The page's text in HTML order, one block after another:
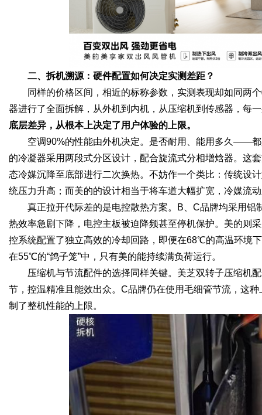
二、拆机溯源：硬件配置如何决定实测差距？
同样的价格区间，相近的标称参数，实测表现却如同
器进行了全面拆解，从外机到内机，从压缩机到传感器，每
底层差异，从根本上决定了用户体验的上限。
空调90%的性能由外机决定。是否耐用、能用多久——
的冷凝器采用两段式分区设计，配合旋流式分相增焓器。这
态冷媒沉降至底部进行二次换热。不妨作一个类比：传统设
统压力升高；而美的的设计相当于将车道大幅扩宽，冷媒流
真正拉开代际差的是电控散热方案。B、C品牌均采用
热效率急剧下降，电控主板被迫降频甚至停机保护。美的
控系统配置了独立高效的冷却回路，即便在68℃的高温环境
在55℃的“鸽子笼”中，只有美的能持续满负荷运行。
压缩机与节流配件的选择同样关键。美芝双转子压缩机
节，控温精准且能效出众。C品牌仍在使用毛细管节流，这
制了整机性能的上限。